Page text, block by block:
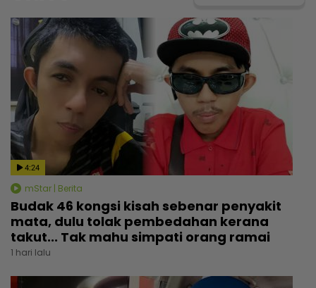
4:24
mStar | Berita
Budak 46 kongsi kisah sebenar penyakit
mata, dulu tolak pembedahan kerana
takut... Tak mahu simpati orang ramai
1 hari lalu